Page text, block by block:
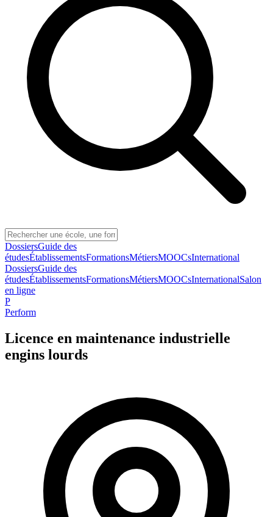
DossiersGuide des
étudesÉtablissementsFormationsMétiersMOOCsInternational
DossiersGuide des
étudesÉtablissementsFormationsMétiersMOOCsInternationalSalon
en ligne
P
Perform
Licence en maintenance industrielle
engins lourds